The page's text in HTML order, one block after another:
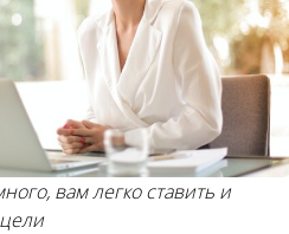
вам легко ставить и